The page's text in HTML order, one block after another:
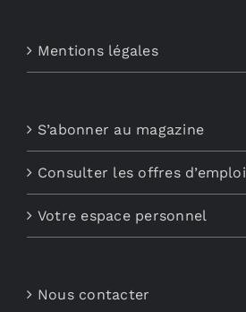
Mentions légales
S’abonner au magazine
Consulter les offres d’emploi
Votre espace personnel
Nous contacter